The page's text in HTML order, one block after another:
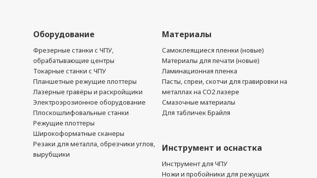
Оборудование
Фрезерные станки с ЧПУ,
обрабатывающие центры
Токарные станки с ЧПУ
Планшетные режущие плоттеры
Лазерные гравёры и раскройщики
Электроэрозионное оборудование
Плоскошлифовальные станки
Режущие плоттеры
Широкоформатные сканеры
Резаки для металла, обрезчики углов,
вырубщики
Материалы
Самоклеящиеся пленки (новые)
Материалы для печати (новые)
Ламинационная пленка
Пасты, спреи, скотчи для гравировки на
металлах на CO2 лазере
Смазочные материалы
Для табличек Брайля
Инструмент и оснастка
Инструмент для ЧПУ
Ножи и пробойники для режущих